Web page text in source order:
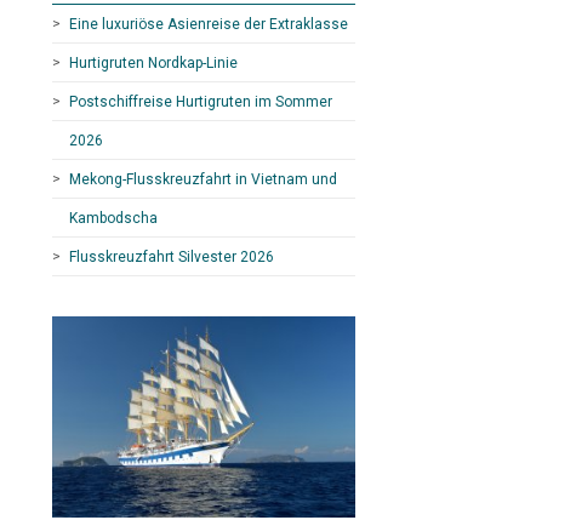
Eine luxuriöse Asienreise der Extraklasse
Hurtigruten Nordkap-Linie
Postschiffreise Hurtigruten im Sommer
2026
Mekong-Flusskreuzfahrt in Vietnam und
Kambodscha
Flusskreuzfahrt Silvester 2026